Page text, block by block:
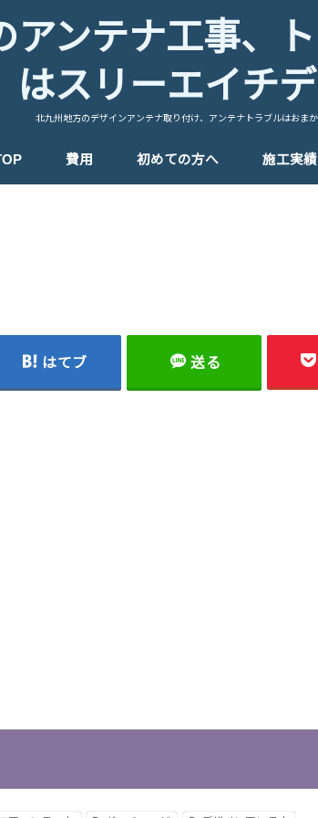
アンテナ工事、
はスリーエイチ
北九州地方のデザインアンテナ取り付け、アンテナトラブルはおまか
費用 初めての方へ 施工実績
はてブ 送る